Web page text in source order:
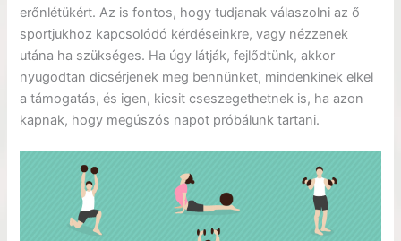
erőnlétükért. Az is fontos, hogy tudjanak válaszolni az ő
sportjukhoz kapcsolódó kérdéseinkre, vagy nézzenek
utána ha szükséges. Ha úgy látják, fejlődtünk, akkor
nyugodtan dicsérjenek meg bennünket, mindenkinek elkel
a támogatás, és igen, kicsit cseszegethetnek is, ha azon
kapnak, hogy megúszós napot próbálunk tartani.